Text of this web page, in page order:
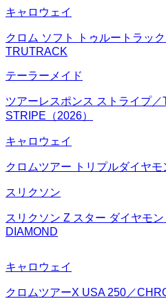
キャロウェイ
クロム ソフト トゥルートラッ
TRUTRACK
テーラーメイド
ツアーレスポンス ストライプ
STRIPE（2026）
キャロウェイ
クロムツアー トリプルダイヤ
スリクソン
スリクソン Z スター ダイヤモ
DIAMOND
キャロウェイ
クロムツアーX USA 250／